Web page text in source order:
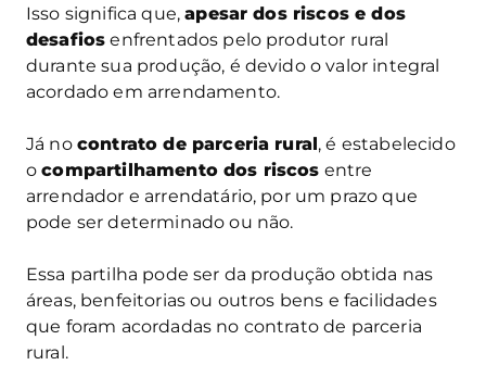
Isso significa que,apesar dos riscos e dos
desafios enfrentados pelo produtor rural
durante sua produção, é devido o valor integral
acordado em arrendamento.
Já no contrato de parceria rural, é estabelecido
ocompartilhamento dos riscos entre
arrendador e arrendatário, por um prazo que
pode ser determinado ou não.
Essa partilha pode ser da produção obtida nas
áreas, benfeitorias ou outros bens e facilidades
que foram acordadas no contrato de parceria
rural.